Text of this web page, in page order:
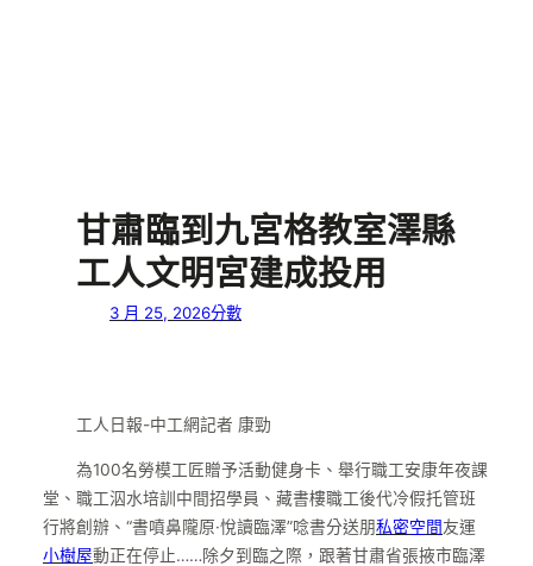
甘肅臨到九宮格教室澤縣
工人文明宮建成投用
3 月 25, 2026分數
工人日報-中工網記者 康勁
為100名勞模工匠贈予活動健身卡、舉行職工安康年夜課
堂、職工泅水培訓中間招學員、藏書樓職工後代冷假托管班
行將創辦、“書噴鼻隴原·悅讀臨澤”唸書分送朋私密空間友運
小樹屋動正在停止……除夕到臨之際，跟著甘肅省張掖市臨澤